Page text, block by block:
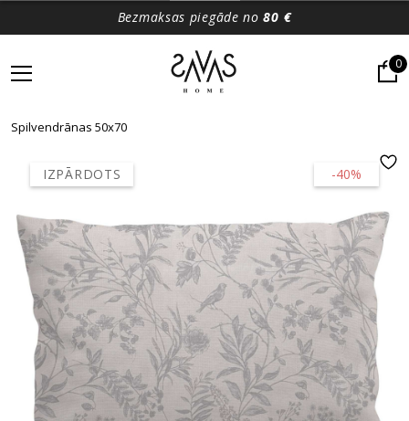
Bezmaksas piegāde no80 €
0
Spilvendrānas 50x70
-40%
IZPĀRDOTS